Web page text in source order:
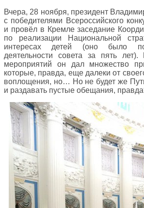
Вчера, 28 ноября, президент
с победителями Всероссийского
и провёл в Кремле заседание
по реализации Национальной
интересах детей (оно было
деятельности совета за пять
мероприятий он дал множество
которые, правда, еще далеки от
воплощения, но… Но не будет же
и раздавать пустые обещания,